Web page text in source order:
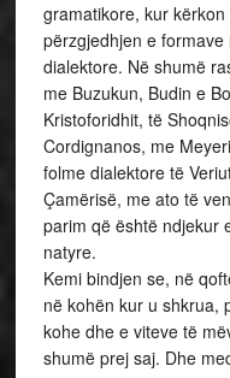
gramatikore, kur
përzgjedhjen e
dialektore. Në shumë
me Buzukun, Budin e
Kristoforidhit, të
Cordignanos, me
folme dialektore të
Çamërisë, me ato të
parim që është ndjekur
natyre.
Kemi bindjen se, në
në kohën kur u shkrua,
kohe dhe e viteve të
shumë prej saj. Dhe